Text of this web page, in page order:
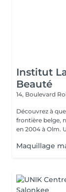
Institut
Beauté
14, Boulevard
Découvrez à
frontière belge,
Maquillage